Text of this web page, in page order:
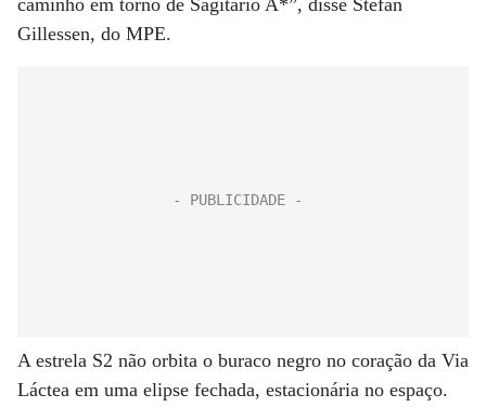
caminho em torno de Sagitário A*”, disse Stefan
Gillessen, do MPE.
A estrela S2 não orbita o buraco negro no coração da Via
Láctea em uma elipse fechada, estacionária no espaço.